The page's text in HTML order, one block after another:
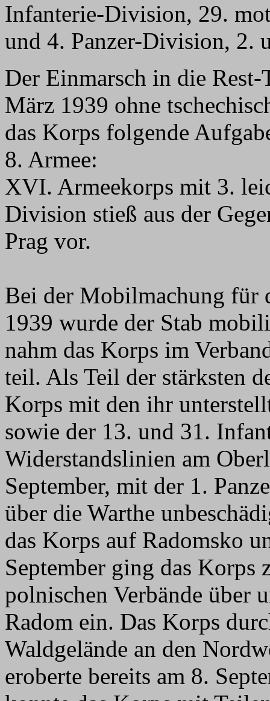
Infanterie-Division, 29.
und 4. Panzer-Division, 2.
Der Einmarsch in die
März 1939 ohne
das Korps folgende
8. Armee:
XVI. Armeekorps mit 3.
Division stieß aus der
Prag vor.
Bei der Mobilmachung für
1939 wurde der Stab
nahm das Korps im
teil. Als Teil der stärksten
Korps mit den ihr
sowie der 13. und 31.
Widerstandslinien am
September, mit der 1.
über die Warthe
das Korps auf Radomsko
September ging das Korps
polnischen Verbände über
Radom ein. Das Korps
Waldgelände an den
eroberte bereits am 8.